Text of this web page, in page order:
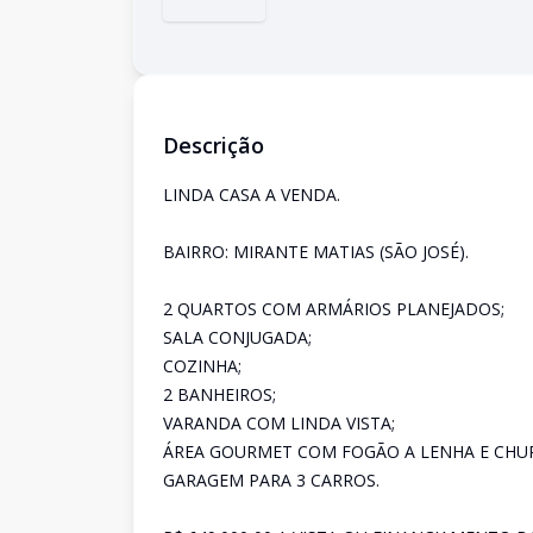
Descrição
LINDA CASA A VENDA.
BAIRRO: MIRANTE MATIAS (SÃO JOSÉ).
2 QUARTOS COM ARMÁRIOS PLANEJADOS;
SALA CONJUGADA;
COZINHA;
2 BANHEIROS;
VARANDA COM LINDA VISTA;
ÁREA GOURMET COM FOGÃO A LENHA E
GARAGEM PARA 3 CARROS.